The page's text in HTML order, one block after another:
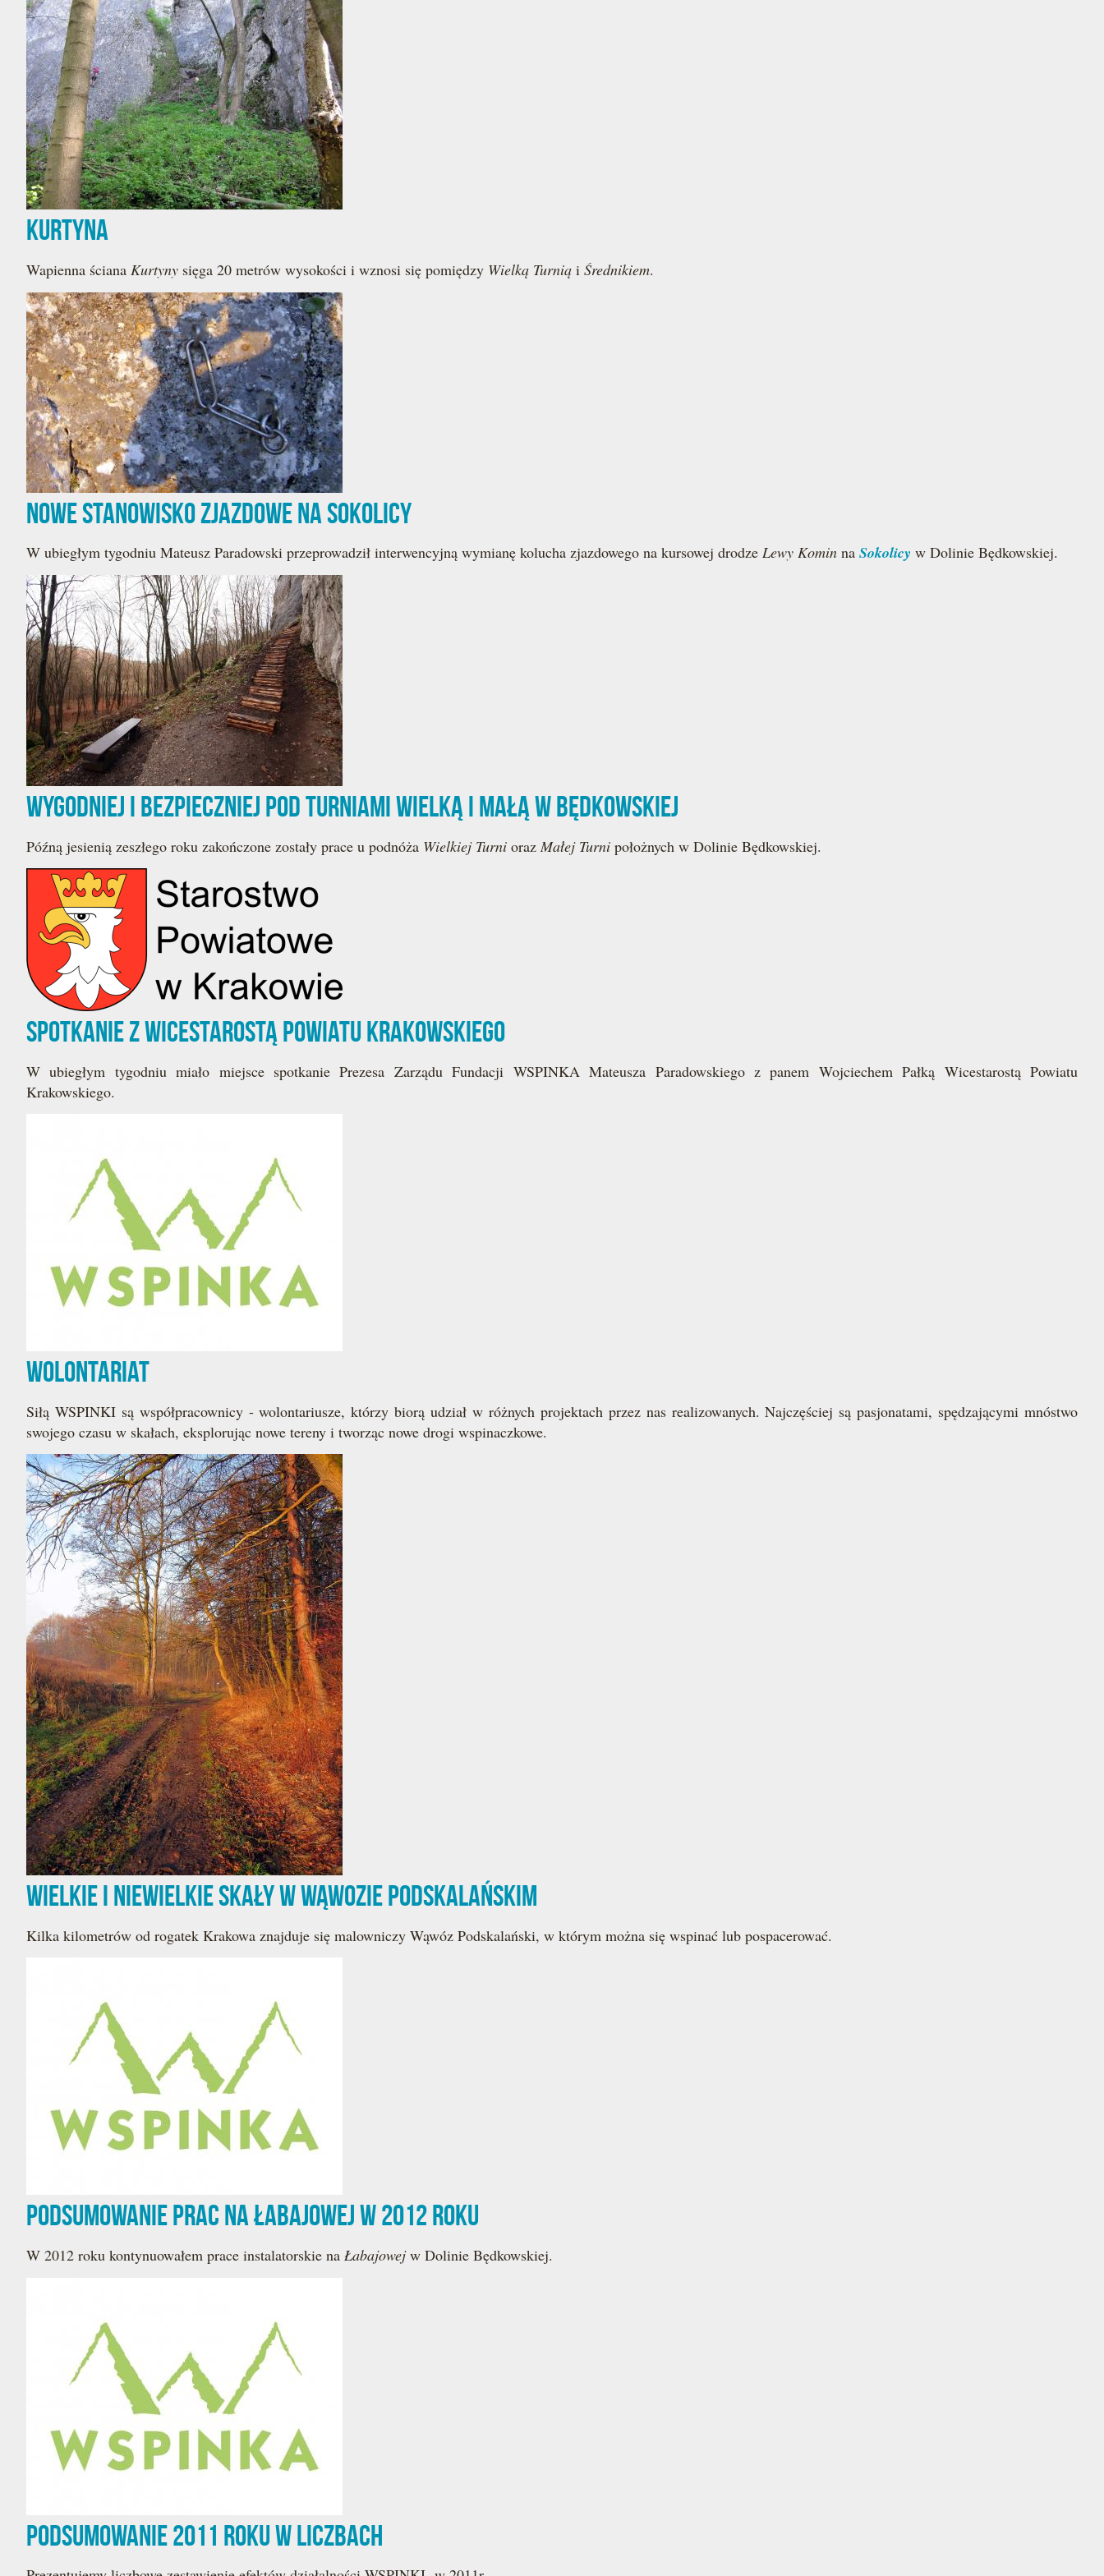
Kurtyna
Wapienna ściana Kurtyny sięga 20 metrów wysokości i wznosi się pomiędzy Wielką Turnią i Średnikiem.
Nowe stanowisko zjazdowe na Sokolicy
W ubiegłym tygodniu Mateusz Paradowski przeprowadził interwencyjną wymianę kolucha zjazdowego na kursowej drodze Lewy Komin na Sokolicy w Dolinie Będkowskiej.
Wygodniej i bezpieczniej pod Turniami Wielką i Małą w Będkowskiej
Późną jesienią zeszłego roku zakończone zostały prace u podnóża Wielkiej Turni oraz Małej Turni położnych w Dolinie Będkowskiej.
Spotkanie z Wicestarostą Powiatu Krakowskiego
W ubiegłym tygodniu miało miejsce spotkanie Prezesa Zarządu Fundacji WSPINKA Mateusza Paradowskiego z panem Wojciechem Pałką Wicestarostą Powiatu
Krakowskiego.
Wolontariat
Siłą WSPINKI są współpracownicy - wolontariusze, którzy biorą udział w różnych projektach przez nas realizowanych. Najczęściej są pasjonatami, spędzającymi mnóstwo
swojego czasu w skałach, eksplorując nowe tereny i tworząc nowe drogi wspinaczkowe.
Wielkie i niewielkie skały w Wąwozie Podskalańskim
Kilka kilometrów od rogatek Krakowa znajduje się malowniczy Wąwóz Podskalański, w którym można się wspinać lub pospacerować.
Podsumowanie prac na Łabajowej w 2012 roku
W 2012 roku kontynuowałem prace instalatorskie na Łabajowejw Dolinie Będkowskiej.
Podsumowanie 2011 roku w liczbach